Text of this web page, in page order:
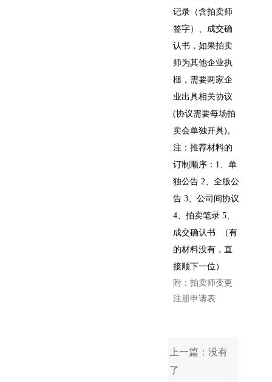
记录（含拍卖师
签字）、成交确
认书，如果拍卖
师为其他企业执
槌，需要两家企
业出具相关协议
(协议需要每场拍
卖会单独开具)。
注：推荐材料的
订制顺序：1、单
独公告 2、全版公
告 3、公司间协议
4、拍卖笔录 5、
成交确认书 （有
的材料没有，直
接顺下一位）
附：拍卖师变更
注册申请表
上一篇：没有
了